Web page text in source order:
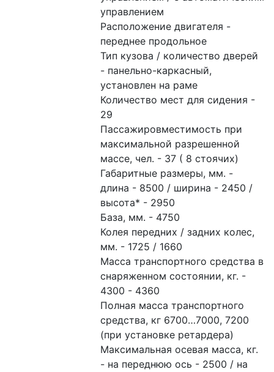
управлением
Расположение двигателя -
переднее продольное
Тип кузова / количество дверей
- панельно-каркасный,
установлен на раме
Количество мест для сидения -
29
Пассажировместимость при
максимальной разрешенной
массе, чел. - 37 ( 8 стоячих)
Габаритные размеры, мм. -
длина - 8500 / ширина - 2450 /
высота* - 2950
База, мм. - 4750
Колея передних / задних колес,
мм. - 1725 / 1660
Масса транспортного средства в
снаряженном состоянии, кг. -
4300 - 4360
Полная масса транспортного
средства, кг 6700…7000, 7200
(при установке ретардера)
Максимальная осевая масса, кг.
- на переднюю ось - 2500 / на